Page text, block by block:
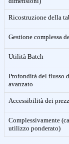
Ricostruzione della
Gestione complessa
Utilità Batch
Profondità del flusso
avanzato
Accessibilità dei
Complessivamente
utilizzo ponderato)